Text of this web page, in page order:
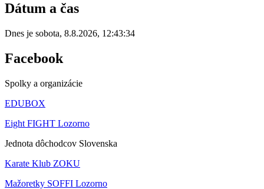
Dátum a čas
Dnes je sobota, 8.8.2026, 12:43:34
Facebook
Spolky a organizácie
EDUBOX
Eight FIGHT Lozorno
Jednota dôchodcov Slovenska
Karate Klub ZOKU
Mažoretky SOFFI Lozorno